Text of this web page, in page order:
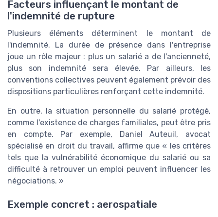
Facteurs influençant le montant de
l'indemnité de rupture
Plusieurs éléments déterminent le montant de
l'indemnité. La durée de présence dans l'entreprise
joue un rôle majeur : plus un salarié a de l'ancienneté,
plus son indemnité sera élevée. Par ailleurs, les
conventions collectives peuvent également prévoir des
dispositions particulières renforçant cette indemnité.
En outre, la situation personnelle du salarié protégé,
comme l'existence de charges familiales, peut être pris
en compte. Par exemple, Daniel Auteuil, avocat
spécialisé en droit du travail, affirme que « les critères
tels que la vulnérabilité économique du salarié ou sa
difficulté à retrouver un emploi peuvent influencer les
négociations. »
Exemple concret : aerospatiale